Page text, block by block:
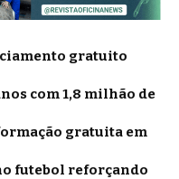
gratuito
com 1,8 milhão de
gratuita em
futebol reforçando